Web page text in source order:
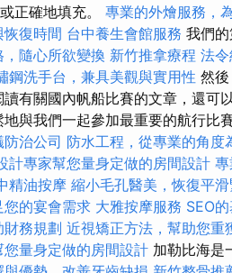
正確地填充。 專業的外燴服務，
復時間 台中養生會館服務 我們
隨心所欲變換 新竹推拿療程 法
鋼洗手台，兼具美觀與實用性 然後
有關國內帆船比賽的文章，還可
與我們一起參加最重要的航行比
治公司 防水工程，從專業的角度
計專家幫您量身定做的房間設計
精油按摩 縮小毛孔醫美，恢復平
的宴會需求 大雅按摩服務 SEO
務規劃 近視矯正方法，幫助您重
您量身定做的房間設計 加勒比海是